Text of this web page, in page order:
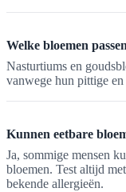
Welke bloemen
Nasturtiums en
vanwege hun pittige
Kunnen eetbare
Ja, sommige mensen
bloemen. Test altijd
bekende allergieën.